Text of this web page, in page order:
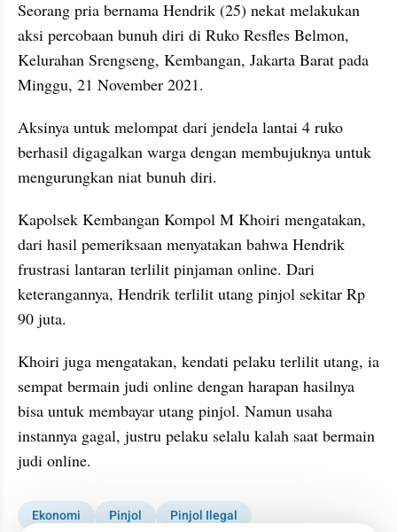
Seorang pria bernama Hendrik (25) nekat melakukan
aksi percobaan bunuh diri di Ruko Resfles Belmon,
Kelurahan Srengseng, Kembangan, Jakarta Barat pada
Minggu, 21 November 2021.
Aksinya untuk melompat dari jendela lantai 4 ruko
berhasil digagalkan warga dengan membujuknya untuk
mengurungkan niat bunuh diri.
Kapolsek Kembangan Kompol M Khoiri mengatakan,
dari hasil pemeriksaan menyatakan bahwa Hendrik
frustrasi lantaran terlilit pinjaman online. Dari
keterangannya, Hendrik terlilit utang pinjol sekitar Rp
90 juta.
Khoiri juga mengatakan, kendati pelaku terlilit utang, ia
sempat bermain judi online dengan harapan hasilnya
bisa untuk membayar utang pinjol. Namun usaha
instannya gagal, justru pelaku selalu kalah saat bermain
judi online.
Ekonomi Pinjol Pinjol Ilegal